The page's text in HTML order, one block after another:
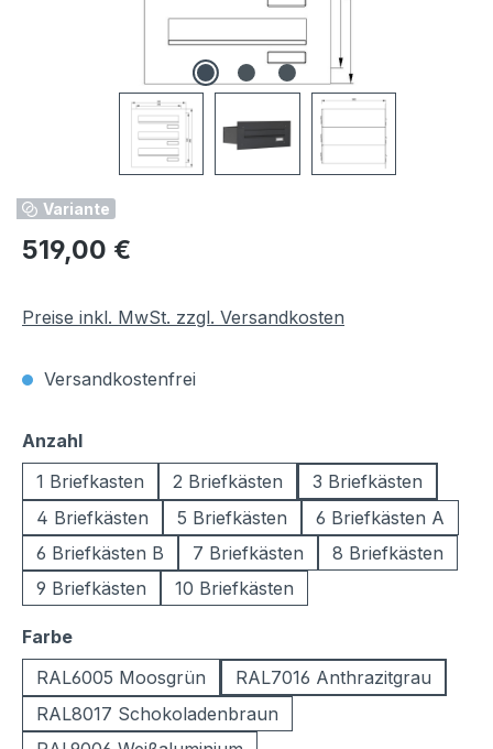
Variante
Regulärer Preis:
519,00 €
Preise inkl. MwSt. zzgl. Versandkosten
Versandkostenfrei
Anzahlauswählen
1 Briefkasten
2 Briefkästen
3 Briefkästen
4 Briefkästen
5 Briefkästen
6 Briefkästen A
6 Briefkästen B
7 Briefkästen
8 Briefkästen
9 Briefkästen
10 Briefkästen
Farbeauswählen
RAL6005 Moosgrün
RAL7016 Anthrazitgrau
RAL8017 Schokoladenbraun